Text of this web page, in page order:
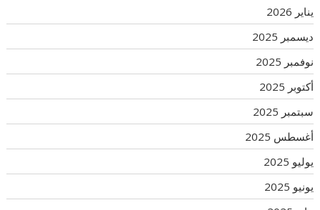
يناير 2026
ديسمبر 2025
نوفمبر 2025
أكتوبر 2025
سبتمبر 2025
أغسطس 2025
يوليو 2025
يونيو 2025